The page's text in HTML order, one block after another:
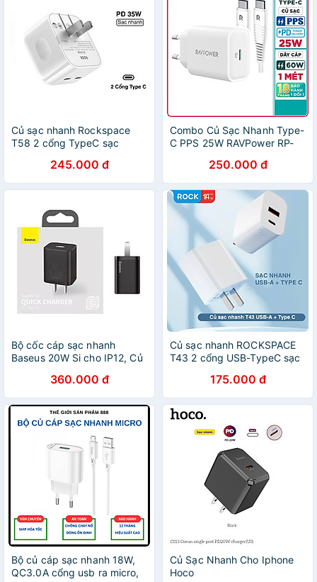
Củ sạc nhanh Rockspace
T58 2 cổng TypeC sạc
hàng chính hãng bảo hành
12 tháng
245.000 đ
Combo Củ Sạc Nhanh Type-
C PPS 25W RAVPower RP-
C 60W Dài 1M RP-CB047-W
Dành Cho Điện Thoại
Android, Cho Samsung, Cho
Vivo, Cho Oppo, Cho Xiaomi
Và Máy Tính Bảng - Hàng
Chính Hãng
250.000 đ
Bộ cốc cáp sạc nhanh
Baseus 20W Si cho IP12, Củ
Super Si Mini USB C hỗ trợ
sạc nhanh QC3.0 PD - Hàng
chính hãng
360.000 đ
Củ sạc nhanh ROCKSPACE
T43 2 cổng USB-TypeC sạc
- Bảo hành 12 tháng
175.000 đ
Bộ củ cáp sạc nhanh 18W,
QC3.0A cổng usb ra micro,
Củ Sạc Nhanh Cho Iphone
Hoco